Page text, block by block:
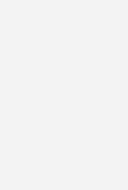
und der Branche in
gestellt. Sie sollen dazu
Einsatz von Folien
eine belastbare Grundlage
in der Praxis zu schaffen.